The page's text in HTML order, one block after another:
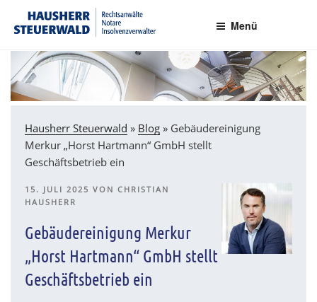
Inhalt
Rechtsanwälte Insolvenzverwalter Partnerschaftsgesellschaft mbB
Menü
Hausherr Steuerwald » Blog » Gebäudereinigung
Merkur „Horst Hartmann“ GmbH stellt
Geschäftsbetrieb ein
VERÖFFENTLICHT
AM
15. JULI 2025 VON CHRISTIAN
HAUSHERR
Gebäudereinigung Merkur
„Horst Hartmann“ GmbH stellt
Geschäftsbetrieb ein